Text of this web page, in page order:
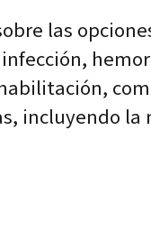
las
incluyendo